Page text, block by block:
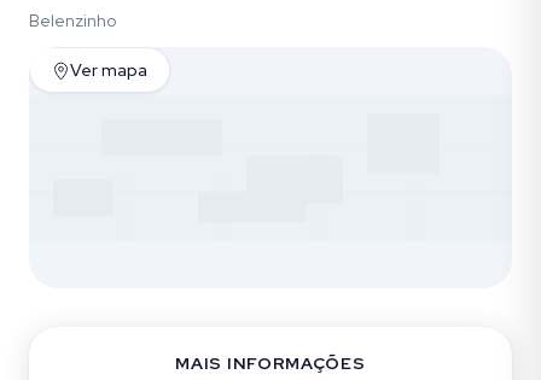
Belenzinho
Ver mapa
MAIS INFORMAÇÕES